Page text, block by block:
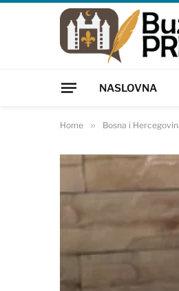
NASLOVNA
Home » Bosna i